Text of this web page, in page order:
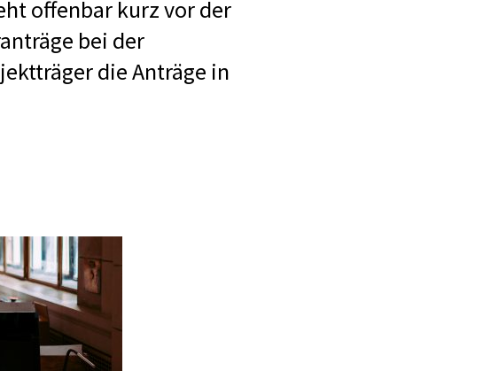
offenbar kurz vor der
bei der
die Anträge in